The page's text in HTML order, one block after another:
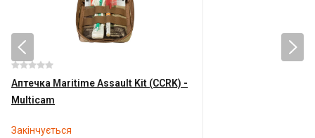
Аптечка Maritime Assault Kit (CCRK) -
Multicam
Закінчується